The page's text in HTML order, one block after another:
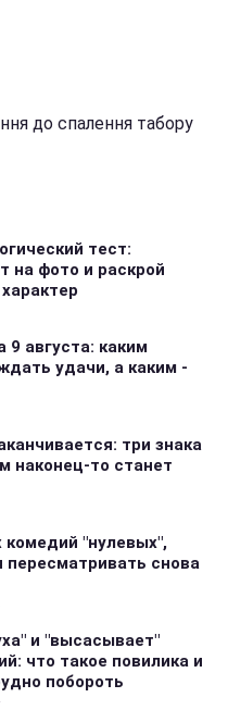
до спалення табору
тест:
на фото и раскрой
9 августа: каким
удачи, а каким -
три знака
наконец-то станет
комедий "нулевых",
пересматривать снова
и "высасывает"
что такое повилика и
побороть